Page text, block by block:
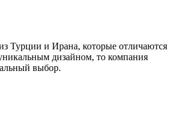
Турции и Ирана, которые отличаются
дизайном, то компания
выбор.